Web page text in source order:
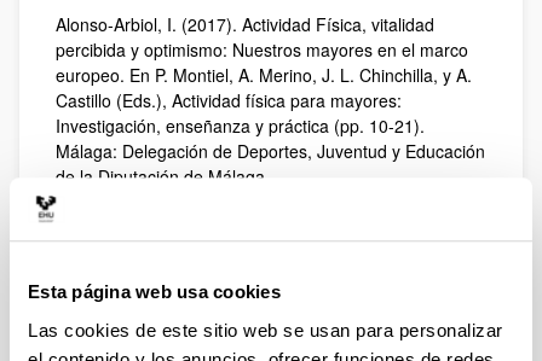
Esta página web usa cookies
Las cookies de este sitio web se usan para personalizar
Alonso-Arbiol, I. (2017). Actividad Física, vitalidad
percibida y optimismo: Nuestros mayores en el marco
europeo. En P. Montiel, A. Merino, J. L. Chinchilla, y A.
Castillo (Eds.), Actividad física para mayores:
Investigación, enseñanza y práctica (pp. 10-21).
Málaga: Delegación de Deportes, Juventud y Educación
de la Diputación de Málaga.
(2017). Salud mental y exilio político. En E. Lira (Ed.).
psicológico. Colectivo Chileno de Trabajo Psicosocial,
Ediciones U. Alberto Hurtado.